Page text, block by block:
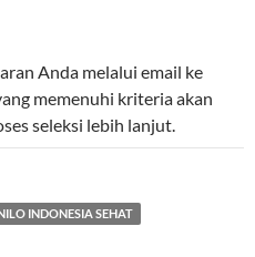
Anda melalui email ke
memenuhi kriteria akan
seleksi lebih lanjut.
INDONESIA SEHAT